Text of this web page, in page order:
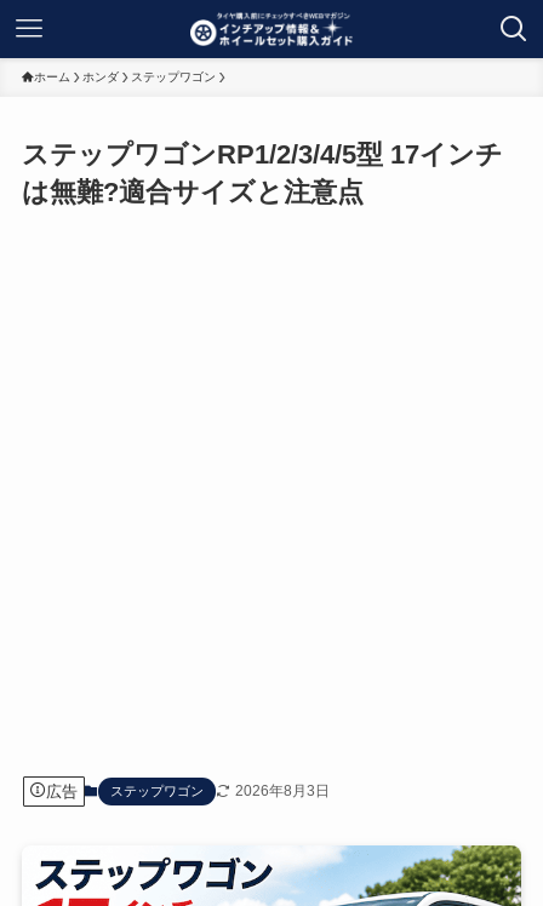
ホーム ホンダ ステップワゴン
ステップワゴンRP1/2/3/4/5型 17インチ
は無難?適合サイズと注意点
広告 ステップワゴン 2026年8月3日